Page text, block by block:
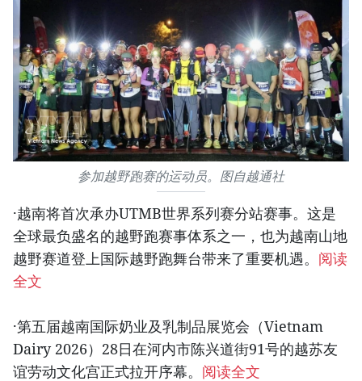
参加越野跑赛的运动员。图自越通社
·越南将首次承办UTMB世界系列赛分站赛事。这是
全球最负盛名的越野跑赛事体系之一，也为越南山地
越野赛道登上国际越野跑舞台带来了重要机遇。 阅读
全文
·第五届越南国际奶业及乳制品展览会（Vietnam
Dairy 2026）28日在河内市陈兴道街91号的越苏友
谊劳动文化宫正式拉开序幕。 阅读全文